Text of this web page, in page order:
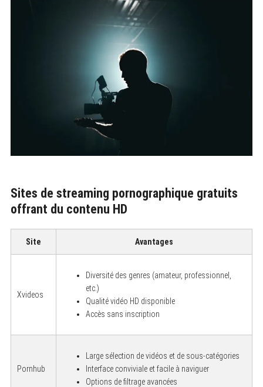
Sites de streaming pornographique gratuits
offrant du contenu HD
Site Avantages
Xvideos
Diversité des genres (amateur, professionnel,
etc.)
Qualité vidéo HD disponible
Accès sans inscription
Pornhub
Large sélection de vidéos et de sous-catégories
Interface conviviale et facile à naviguer
Options de filtrage avancées